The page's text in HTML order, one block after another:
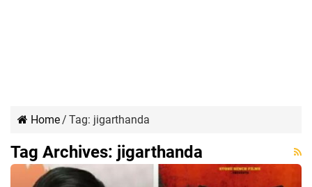
Home/ Tag: jigarthanda
Tag Archives: jigarthanda